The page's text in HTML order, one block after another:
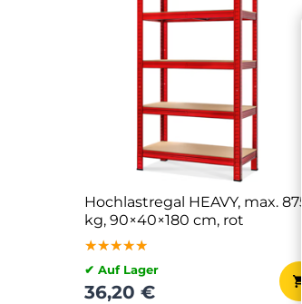
Hochlastregal HEAVY, max. 875
kg, 90×40×180 cm, rot
★★★★★
★★★★★
★★★★★
✔ Auf Lager
36,20 €